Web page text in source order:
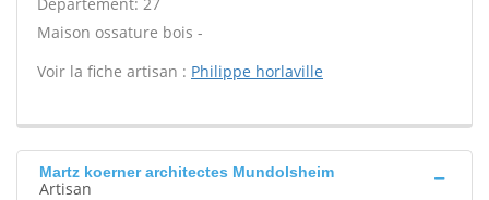
Maison ossature bois -
Voir la fiche artisan : Philippe horlaville
Martz koerner architectes Mundolsheim
Artisan